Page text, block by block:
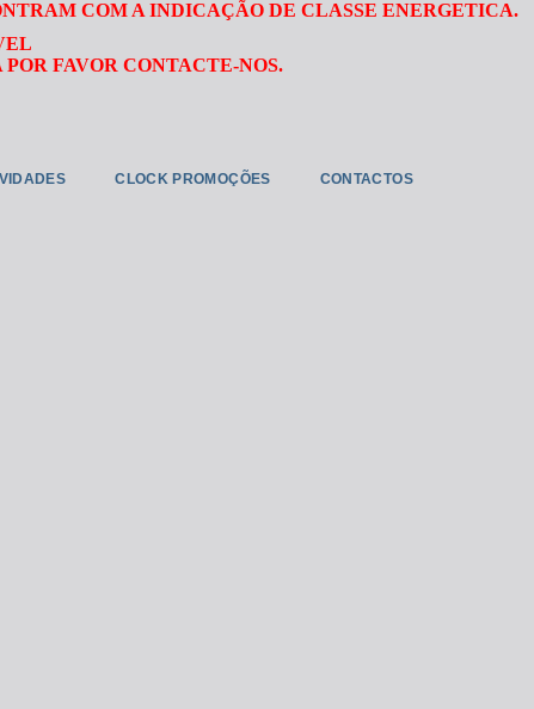
COM A INDICAÇÃO DE CLASSE ENERGETICA.
FAVOR CONTACTE-NOS.
CLOCK PROMOÇÕES CONTACTOS